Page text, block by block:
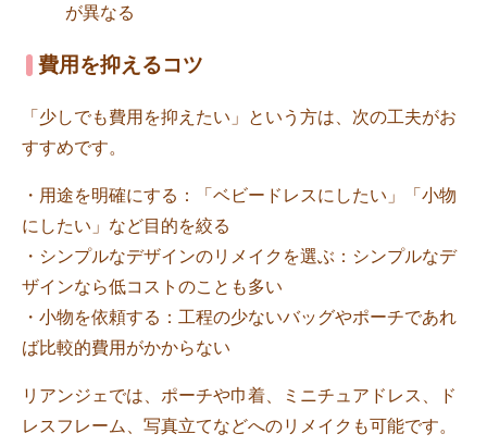
が異なる
費用を抑えるコツ
「少しでも費用を抑えたい」という方は、次の工夫がお
すすめです。
・用途を明確にする：「ベビードレスにしたい」「小物
にしたい」など目的を絞る
・シンプルなデザインのリメイクを選ぶ：シンプルなデ
ザインなら低コストのことも多い
・小物を依頼する：工程の少ないバッグやポーチであれ
ば比較的費用がかからない
リアンジェでは、ポーチや巾着、ミニチュアドレス、ド
レスフレーム、写真立てなどへのリメイクも可能です。